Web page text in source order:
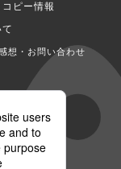
ピー情報
想・お問い合わせ
ンネル